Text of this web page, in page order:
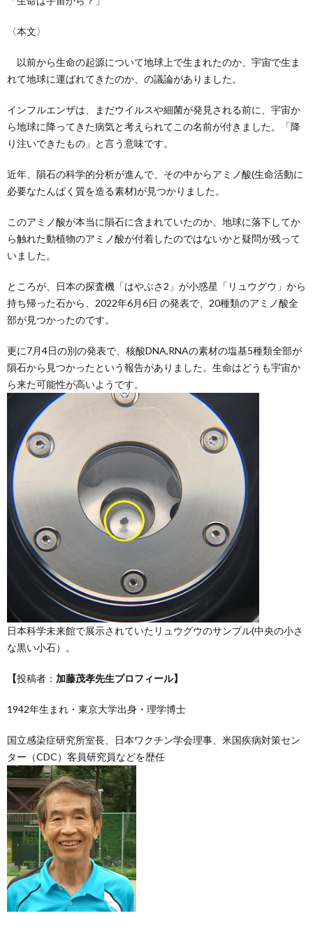
〈本文〉
以前から生命の起源について地球上で生まれたのか、宇宙で生ま
れて地球に運ばれてきたのか、の議論がありました。
インフルエンザは、まだウイルスや細菌が発見される前に、宇宙か
ら地球に降ってきた病気と考えられてこの名前が付きました。「降
り注いできたもの」と言う意味です。
近年、隕石の科学的分析が進んで、その中からアミノ酸(生命活動に
必要なたんぱく質を造る素材)が見つかりました。
このアミノ酸が本当に隕石に含まれていたのか、地球に落下してか
ら触れた動植物のアミノ酸が付着したのではないかと疑問が残って
いました。
ところが、日本の探査機「はやぶさ2」が小惑星「リュウグウ」から
持ち帰った石から、2022年6月6日 の発表で、20種類のアミノ酸全
部が見つかったのです。
更に7月4日の別の発表で、核酸DNA,RNAの素材の塩基5種類全部が
隕石から見つかったという報告がありました。生命はどうも宇宙か
ら来た可能性が高いようです。
日本科学未来館で展示されていたリュウグウのサンプル(中央の小さ
な黒い小石）。
【投稿者： 加藤茂孝先生プロフィール】
1942年生まれ・東京大学出身・理学博士
国立感染症研究所室長、日本ワクチン学会理事、米国疾病対策セン
ター（CDC）客員研究員などを歴任